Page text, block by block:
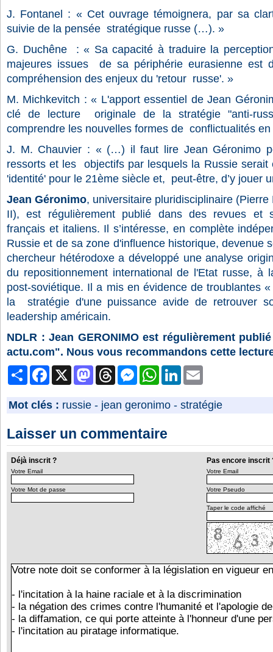
J. Fontanel : « Cet ouvrage témoignera, par sa
suivie de la pensée stratégique russe (…). »
G. Duchêne
: « Sa capacité à traduire la
majeures issues
de sa périphérie eurasienne est
compréhension des enjeux du 'retour russe'. »
M. Michkevitch : « L'apport essentiel de Jean
clé de lecture
originale de la stratégie "anti-
comprendre les nouvelles formes de conﬂictualités
J. M. Chauvier : « (…) il faut lire Jean Géronimo
ressorts et les
objectifs par lesquels la Russie
'identité' pour le 21ème siècle et, peut-être, d’y jouer
Jean Géronimo, universitaire pluridisciplinaire
II), est régulièrement publié dans des revues et
français et italiens. Il s’intéresse, en complète
Russie et de sa zone d'inﬂuence historique, devenue
chercheur hétérodoxe a développé une analyse
du repositionnement international de l'Etat russe, à
post-soviétique. Il a mis en évidence de troublantes
la
stratégie d'une puissance avide de retrouver
leadership américain.
NDLR : Jean GERONIMO est régulièrement
actu.com". Nous vous recommandons cette
PartagerFacebook MastodonThreads MessengerWhatsAppLinkedIn
Mot clés : russie - jean geronimo - stratégie
Laisser un commentaire
Déjà inscrit ? Pas encore inscrit
Votre Email
Votre Mot de passe
Votre Email
Votre Pseudo
Taper le code affiché